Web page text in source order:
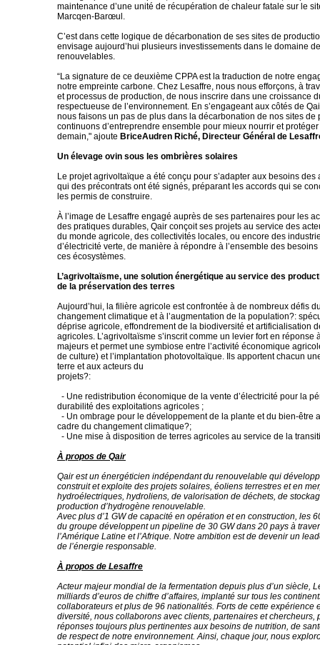
maintenance d’une unité de récupération de chaleur fatale sur le
Marcqen-Barœul.
C’est dans cette logique de décarbonation de ses sites de
envisage aujourd’hui plusieurs investissements dans le domaine
renouvelables.
“La signature de ce deuxième CPPA est la traduction de notre
notre empreinte carbone. Chez Lesaffre, nous nous efforçons, à
et processus de production, de nous inscrire dans une croissance
respectueuse de l’environnement. En s’engageant aux côtés de
nous faisons un pas de plus dans la décarbonation de nos sites de
continuons d’entreprendre ensemble pour mieux nourrir et
demain," ajoute BriceAudren Riché, Directeur Général de
Un élevage ovin sous les ombrières solaires
Le projet agrivoltaïque a été conçu pour s’adapter aux besoins des
qui des précontrats ont été signés, préparant les accords qui se
les permis de construire.
À l’image de Lesaffre engagé auprès de ses partenaires pour les
des pratiques durables, Qair conçoit ses projets au service des
du monde agricole, des collectivités locales, ou encore des
d’électricité verte, de manière à répondre à l’ensemble des
ces écosystèmes.
L’agrivoltaïsme, une solution énergétique au service des
de la préservation des terres
Aujourd’hui, la filière agricole est confrontée à de nombreux défis
changement climatique et à l’augmentation de la population?:
déprise agricole, effondrement de la biodiversité et artificialisation
agricoles. L’agrivoltaïsme s’inscrit comme un levier fort en réponse
majeurs et permet une symbiose entre l’activité économique
de culture) et l’implantation photovoltaïque. Ils apportent chacun
terre et aux acteurs du
projets?:
- Une redistribution économique de la vente d’électricité pour la
durabilité des exploitations agricoles ;
- Un ombrage pour le développement de la plante et du bien-être
cadre du changement climatique?;
- Une mise à disposition de terres agricoles au service de la
À propos de Qair
Qair est un énergéticien indépendant du renouvelable qui
construit et exploite des projets solaires, éoliens terrestres et en
hydroélectriques, hydroliens, de valorisation de déchets, de
production d’hydrogène renouvelable.
Avec plus d’1 GW de capacité en opération et en construction, les
du groupe développent un pipeline de 30 GW dans 20 pays à
l’Amérique Latine et l’Afrique. Notre ambition est de devenir un
de l’énergie responsable.
À propos de Lesaffre
Acteur majeur mondial de la fermentation depuis plus d’un siècle,
milliards d’euros de chiffre d’affaires, implanté sur tous les
collaborateurs et plus de 96 nationalités. Forts de cette expérience
diversité, nous collaborons avec clients, partenaires et chercheurs,
réponses toujours plus pertinentes aux besoins de nutrition, de
de respect de notre environnement. Ainsi, chaque jour, nous